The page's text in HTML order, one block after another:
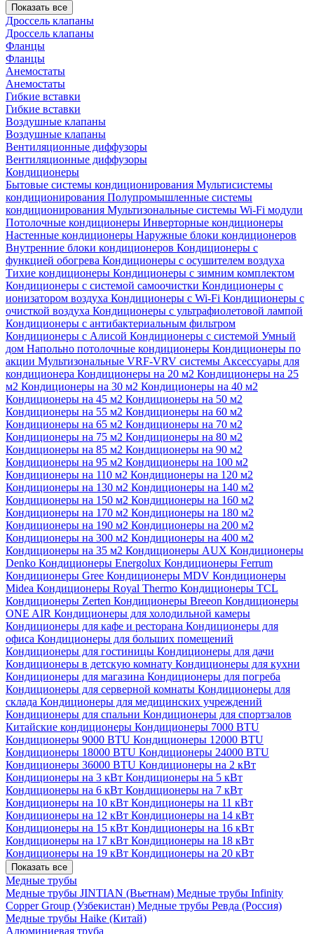
Показать все
Дроссель клапаны
Дроссель клапаны
Фланцы
Фланцы
Анемостаты
Анемостаты
Гибкие вставки
Гибкие вставки
Воздушные клапаны
Воздушные клапаны
Вентиляционные диффузоры
Вентиляционные диффузоры
Кондиционеры
Бытовые системы кондиционирования Мультисистемы
кондиционирования Полупромышленные системы
кондиционирования Мультизональные системы Wi-Fi модули
Потолочные кондиционеры Инверторные кондиционеры
Настенные кондиционеры Наружные блоки кондиционеров
Внутренние блоки кондиционеров Кондиционеры с
функцией обогрева Кондиционеры с осушителем воздуха
Тихие кондиционеры Кондиционеры с зимним комплектом
Кондиционеры с системой самоочистки Кондиционеры с
ионизатором воздуха Кондиционеры с Wi-Fi Кондиционеры с
очисткой воздуха Кондиционеры с ультрафиолетовой лампой
Кондиционеры с антибактериальным фильтром
Кондиционеры с Алисой Кондиционеры с системой Умный
дом Напольно потолочные кондиционеры Кондиционеры по
акции Мультизональные VRF-VRV системы Аксессуары для
кондиционера Кондиционеры на 20 м2 Кондиционеры на 25
м2 Кондиционеры на 30 м2 Кондиционеры на 40 м2
Кондиционеры на 45 м2 Кондиционеры на 50 м2
Кондиционеры на 55 м2 Кондиционеры на 60 м2
Кондиционеры на 65 м2 Кондиционеры на 70 м2
Кондиционеры на 75 м2 Кондиционеры на 80 м2
Кондиционеры на 85 м2 Кондиционеры на 90 м2
Кондиционеры на 95 м2 Кондиционеры на 100 м2
Кондиционеры на 110 м2 Кондиционеры на 120 м2
Кондиционеры на 130 м2 Кондиционеры на 140 м2
Кондиционеры на 150 м2 Кондиционеры на 160 м2
Кондиционеры на 170 м2 Кондиционеры на 180 м2
Кондиционеры на 190 м2 Кондиционеры на 200 м2
Кондиционеры на 300 м2 Кондиционеры на 400 м2
Кондиционеры на 35 м2 Кондиционеры AUX Кондиционеры
Denko Кондиционеры Energolux Кондиционеры Ferrum
Кондиционеры Gree Кондиционеры MDV Кондиционеры
Midea Кондиционеры Royal Thermo Кондиционеры TCL
Кондиционеры Zerten Кондиционеры Breeon Кондиционеры
ONE AIR Кондиционеры для холодильной камеры
Кондиционеры для кафе и ресторана Кондиционеры для
офиса Кондиционеры для больших помещений
Кондиционеры для гостиницы Кондиционеры для дачи
Кондиционеры в детскую комнату Кондиционеры для кухни
Кондиционеры для магазина Кондиционеры для погреба
Кондиционеры для серверной комнаты Кондиционеры для
склада Кондиционеры для медицинских учреждений
Кондиционеры для спальни Кондиционеры для спортзалов
Китайские кондиционеры Кондиционеры 7000 BTU
Кондиционеры 9000 BTU Кондиционеры 12000 BTU
Кондиционеры 18000 BTU Кондиционеры 24000 BTU
Кондиционеры 36000 BTU Кондиционеры на 2 кВт
Кондиционеры на 3 кВт Кондиционеры на 5 кВт
Кондиционеры на 6 кВт Кондиционеры на 7 кВт
Кондиционеры на 10 кВт Кондиционеры на 11 кВт
Кондиционеры на 12 кВт Кондиционеры на 14 кВт
Кондиционеры на 15 кВт Кондиционеры на 16 кВт
Кондиционеры на 17 кВт Кондиционеры на 18 кВт
Кондиционеры на 19 кВт Кондиционеры на 20 кВт
Показать все
Медные трубы
Медные трубы JINTIAN (Вьетнам) Медные трубы Infinity
Copper Group (Узбекистан) Медные трубы Ревда (Россия)
Медные трубы Haike (Китай)
Алюминиевая труба